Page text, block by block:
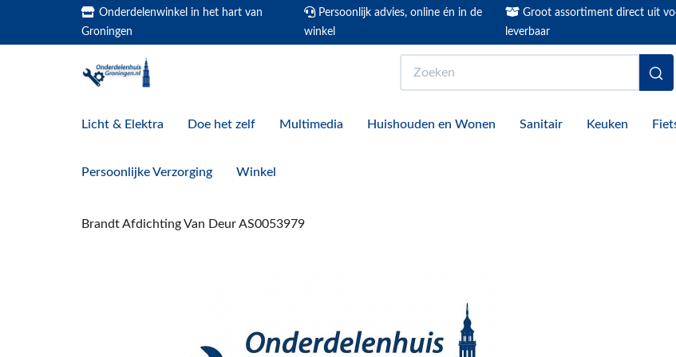
Onderdelenwinkel in het hart van
Groningen
Persoonlijk advies, online én in de
winkel
Groot assortiment direct uit
leverbaar
Licht & Elektra Doe het zelf Multimedia Huishouden en Wonen Sanitair Keuken
Persoonlijke Verzorging Winkel
Brandt Afdichting Van Deur AS0053979